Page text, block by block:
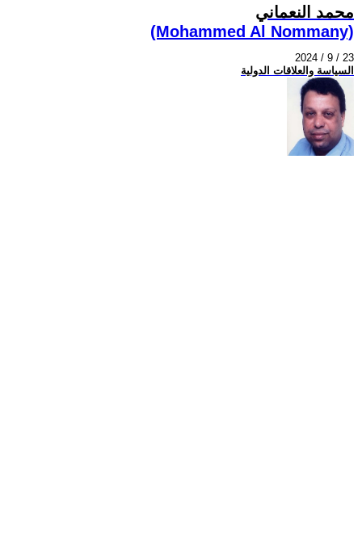
محمد النعماني
(Mohammed Al Nommany)
2024 / 9 / 23
السياسة والعلاقات الدولية